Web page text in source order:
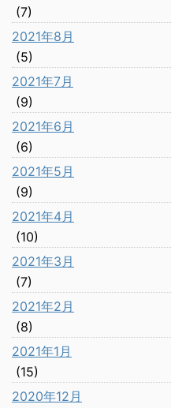
(7)
2021年8月
(5)
2021年7月
(9)
2021年6月
(6)
2021年5月
(9)
2021年4月
(10)
2021年3月
(7)
2021年2月
(8)
2021年1月
(15)
2020年12月